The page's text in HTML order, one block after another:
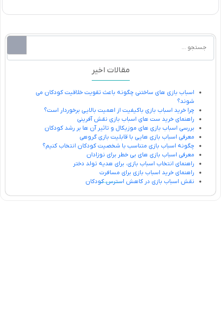
مقالات اخیر
اسباب بازی های ساختنی چگونه باعث تقویت خلاقیت کودکان می
شوند؟
چرا خرید اسباب بازی باکیفیت از اهمیت بالایی برخوردار است؟
راهنمای خرید ست های اسباب بازی نقش آفرینی
بررسی اسباب بازی های موزیکال و تاثیر آن ها بر رشد کودکان
معرفی اسباب بازی هایی با قابلیت بازی گروهی
چگونه اسباب بازی متناسب با شخصیت کودکان انتخاب کنیم؟
معرفی اسباب بازی های بی خطر برای نوزادان
راهنمای انتخاب اسباب بازی، برای هدیه تولد دختر
راهنمای خرید اسباب بازی برای مسافرت
نقش اسباب بازی در کاهش استرس کودکان